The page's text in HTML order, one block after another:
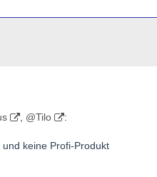
, @Tilo :
keine Profi-Produkt